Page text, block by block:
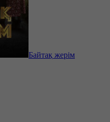
Байтақ жерім